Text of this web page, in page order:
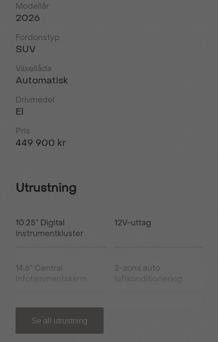
Modellår
2026
Fordonstyp
SUV
Växellåda
Automatisk
Drivmedel
El
Pris
449 900 kr
Utrustning
10.25” Digital
instrumentkluster
12V-uttag
14.6” Central
infotainmentskärm
2-zons auto
luftkonditionering
Se all utrustning